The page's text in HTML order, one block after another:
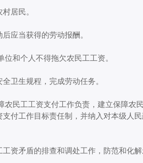
居民。
应当获得的劳动报酬。
位和个人不得拖欠农民工工资。
卫生规程，完成劳动任务。
农民工工资支付工作负责，建立保障农
付工作目标责任制，并纳入对本级人
资矛盾的排查和调处工作，防范和化